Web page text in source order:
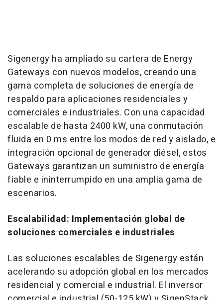
Sigenergy ha ampliado su cartera de Energy
Gateways con nuevos modelos, creando una
gama completa de soluciones de energía de
respaldo para aplicaciones residenciales y
comerciales e industriales. Con una capacidad
escalable de hasta 2400 kW, una conmutación
fluida en 0 ms entre los modos de red y aislado, e
integración opcional de generador diésel, estos
Gateways garantizan un suministro de energía
fiable e ininterrumpido en una amplia gama de
escenarios.
Escalabilidad: Implementación global de
soluciones comerciales e industriales
Las soluciones escalables de Sigenergy están
acelerando su adopción global en los mercados
residencial y comercial e industrial. El inversor